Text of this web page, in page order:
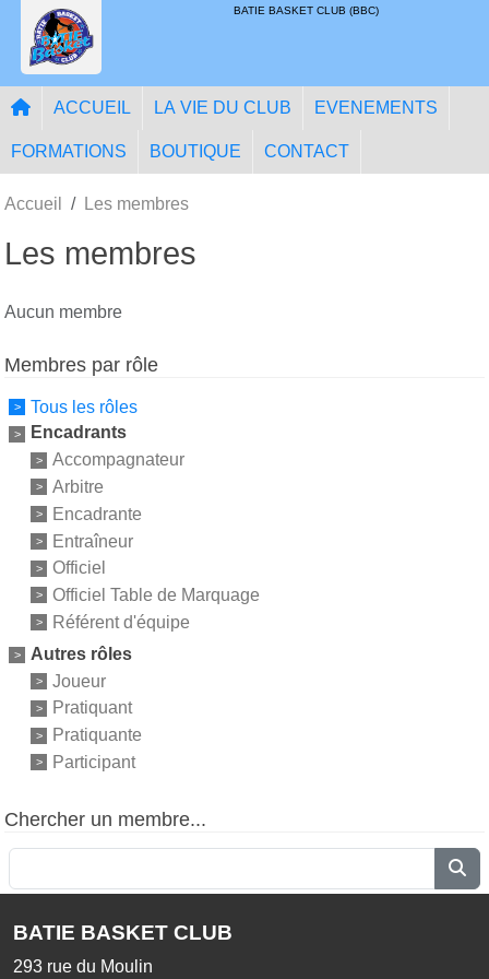
BATIE BASKET CLUB (BBC)
ACCUEIL LA VIE DU CLUB EVENEMENTS
FORMATIONS BOUTIQUE CONTACT
Accueil Les membres
Les membres
Aucun membre
Membres par rôle
Tous les rôles
Encadrants
Accompagnateur
Arbitre
Encadrante
Entraîneur
Officiel
Officiel Table de Marquage
Référent d'équipe
Autres rôles
Joueur
Pratiquant
Pratiquante
Participant
Chercher un membre...
BATIE BASKET CLUB
293 rue du Moulin
Panneau de gestion des cookies